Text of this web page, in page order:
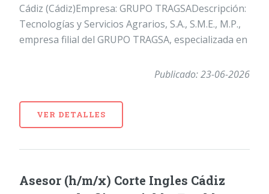
Cádiz (Cádiz)Empresa: GRUPO TRAGSADescripción:
Tecnologías y Servicios Agrarios, S.A., S.M.E., M.P.,
empresa filial del GRUPO TRAGSA, especializada en
Publicado: 23-06-2026
VER DETALLES
Asesor (h/m/x) Corte Ingles Cádiz